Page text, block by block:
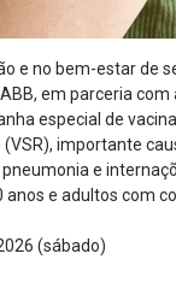
e no bem-estar de
em parceria com
especial de
importante
e
anos e adultos com
(sábado)